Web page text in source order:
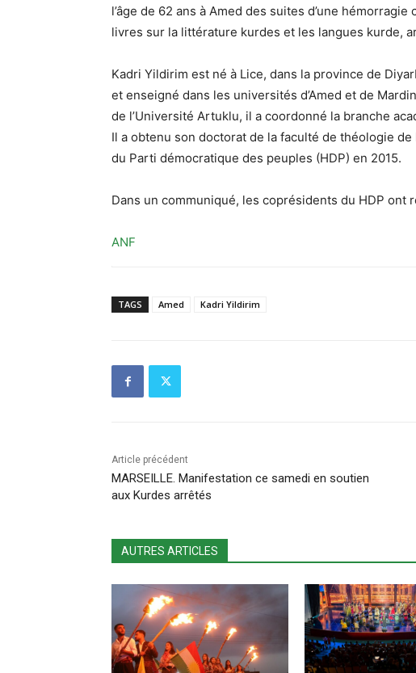
l’âge de 62 ans à Amed des suites d’une
livres sur la littérature kurdes et les langues kurde,
Kadri Yildirim est né à Lice, dans la province de
et enseigné dans les universités d’Amed et de
de l’Université Artuklu, il a coordonné la branche
Il a obtenu son doctorat de la faculté de théologie
du Parti démocratique des peuples (HDP) en 2015.
Dans un communiqué, les coprésidents du HDP ont
ANF
TAGS Amed Kadri Yildirim
Article précédent
MARSEILLE. Manifestation ce samedi en soutien
aux Kurdes arrêtés
AUTRES ARTICLES